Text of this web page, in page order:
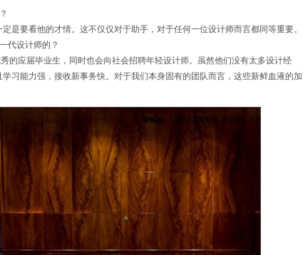
是要看他的才情。这不仅仅对于助手，对于任何一位设计师而言都同等重要。
代设计师的？
的应届毕业生，同时也会向社会招聘年轻设计师。虽然他们没有太多设计经
习能力强，接收新事务快。对于我们本身固有的团队而言，这些新鲜血液的加